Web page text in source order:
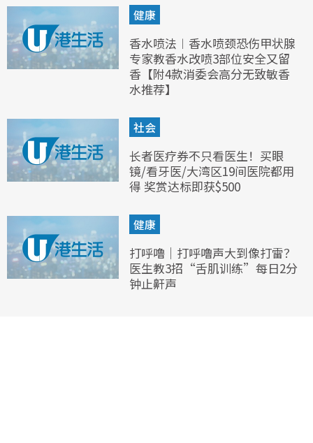
健康
香水喷法︱香水喷颈恐伤甲状腺
专家教香水改喷3部位安全又留
香【附4款消委会高分无致敏香
水推荐】
社会
长者医疗券不只看医生！买眼
镜/看牙医/大湾区19间医院都用
得 奖赏达标即获$500
健康
打呼噜｜打呼噜声大到像打雷？
医生教3招“舌肌训练”每日2分
钟止鼾声